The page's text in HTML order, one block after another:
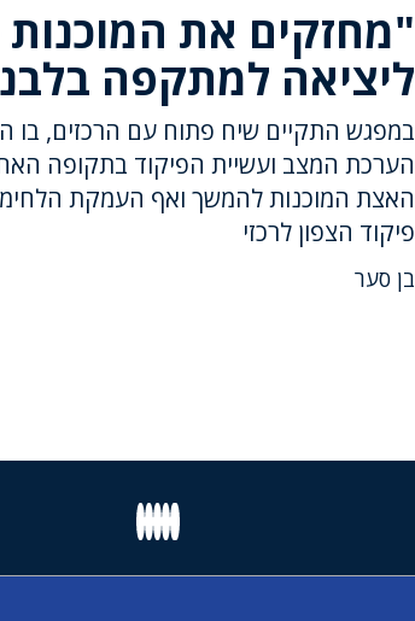
"מחזקים את המוכנות
ליציאה למתקפה
במפגש התקיים שיח פתוח עם הרכזים, בו
הערכת המצב ועשיית הפיקוד בתקופה
האצת המוכנות להמשך ואף העמקת
פיקוד הצפון לרכזי
בן סער